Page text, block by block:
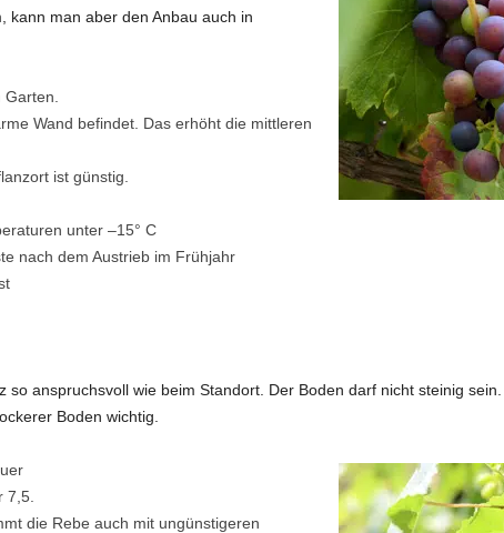
kann man aber den Anbau auch in
Wand befindet. Das erhöht die mittleren
ist günstig.
unter –15° C
nach dem Austrieb im Frühjahr
so anspruchsvoll wie beim Standort. Der Boden darf nicht steinig
Boden wichtig.
7,5.
die Rebe auch mit ungünstigeren